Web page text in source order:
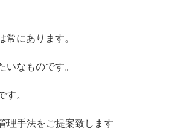
にあります。
なものです。
。
理手法をご提案致します